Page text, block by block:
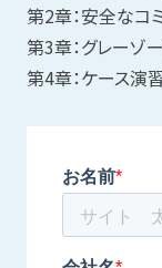
第2章：安全なコ
第3章：グレーゾ
第4章：ケース演